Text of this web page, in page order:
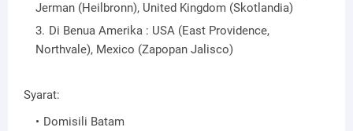
Jerman (Heilbronn), United Kingdom (Skotlandia)
Di Benua Amerika : USA (East Providence,
Northvale), Mexico (Zapopan Jalisco)
Syarat:
Domisili Batam